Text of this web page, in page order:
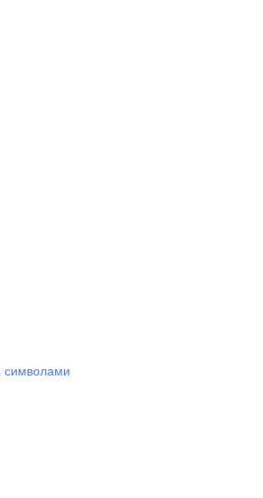
символами